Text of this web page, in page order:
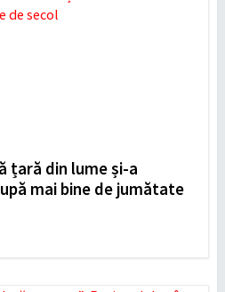
țară din lume și-a
mai bine de jumătate